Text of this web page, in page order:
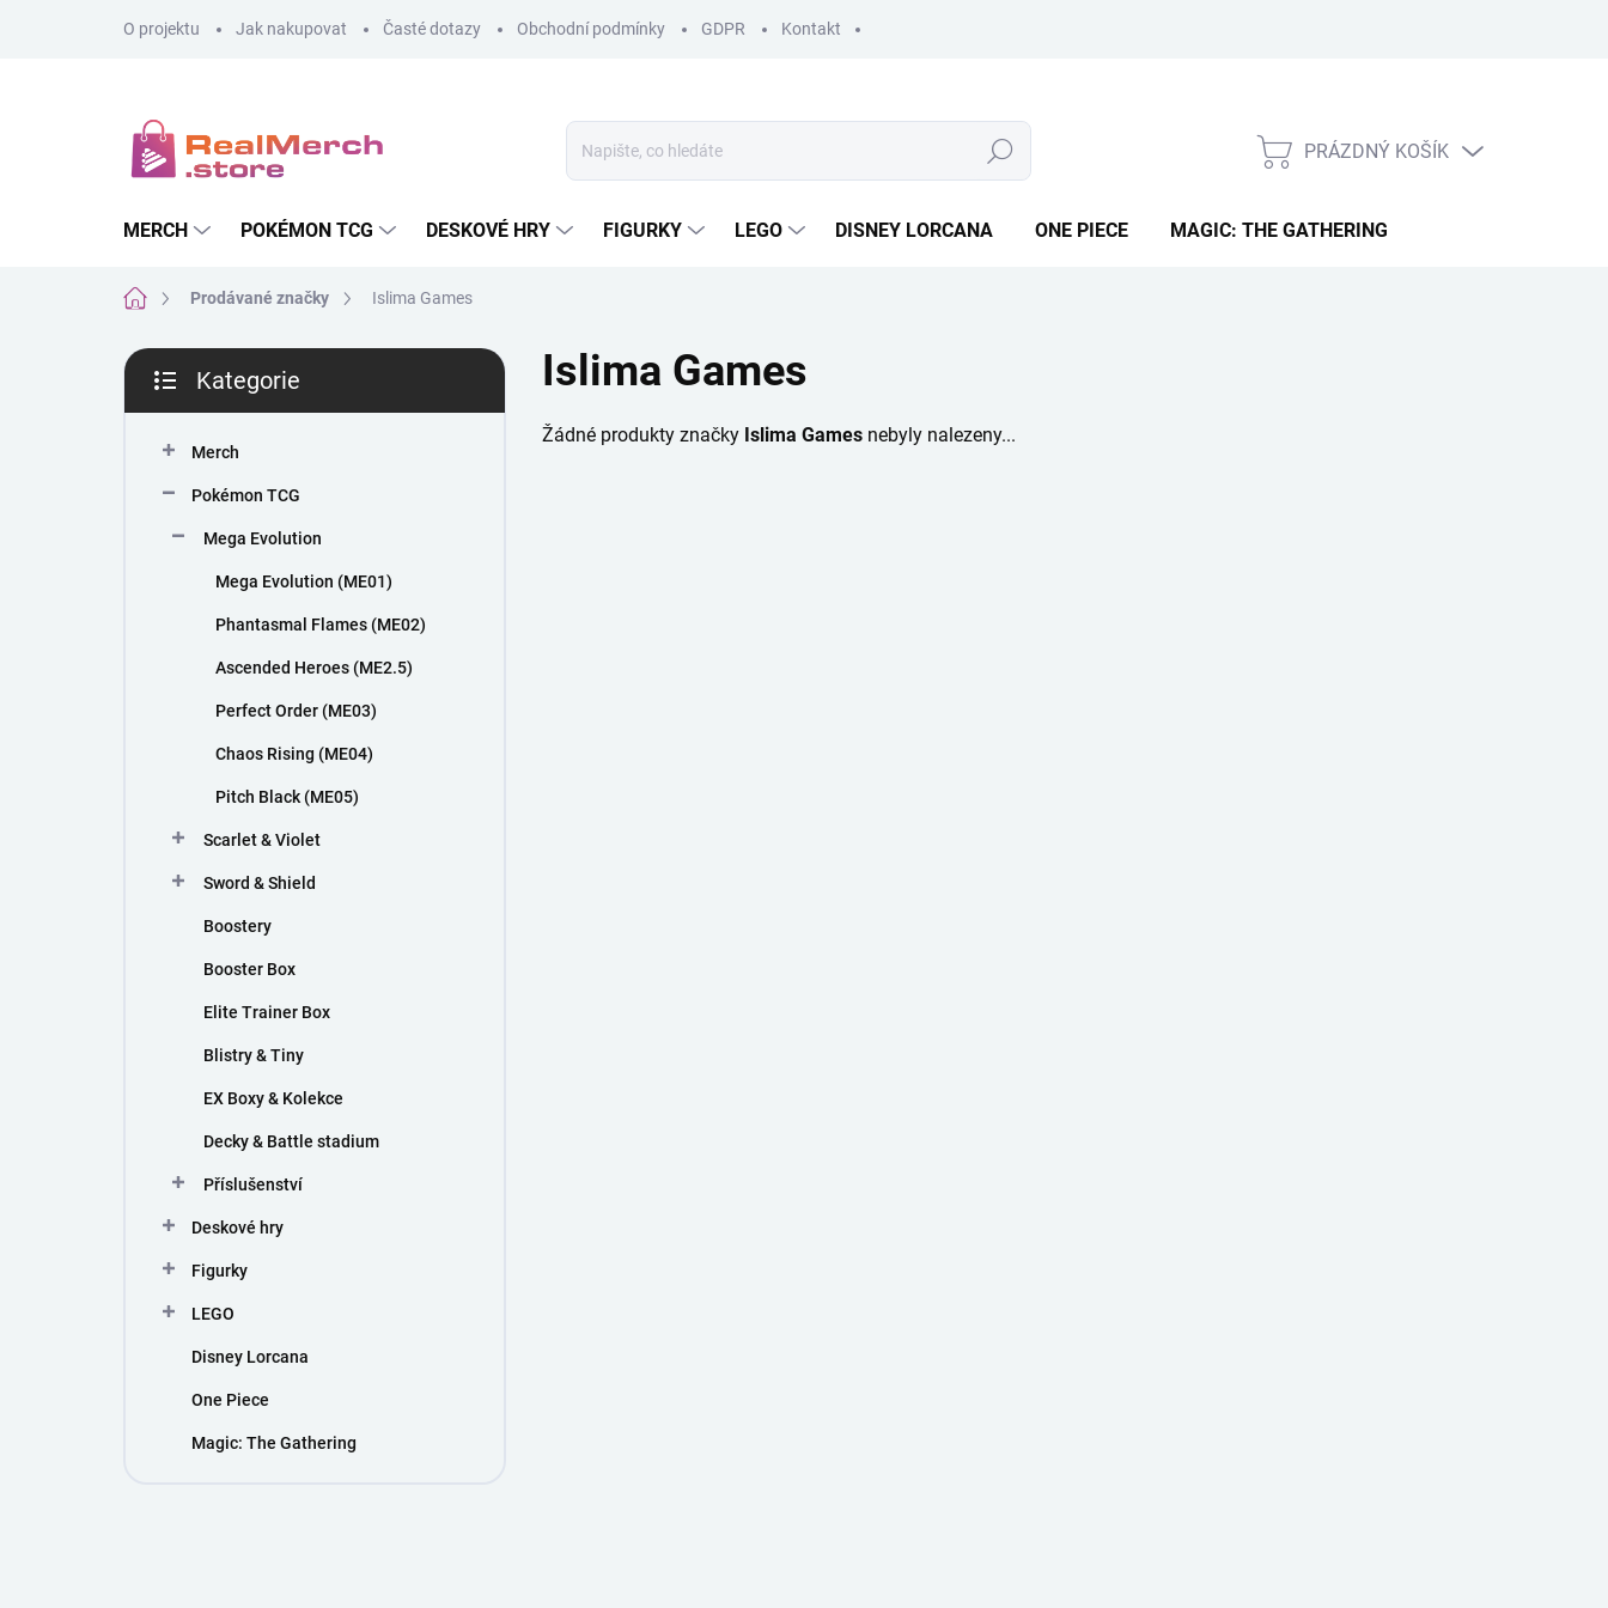
O projektu Jak nakupovat Časté dotazy Obchodní podmínky GDPR Kontakt
Hledat
NÁKUPNÍ
PRÁZDNÝ KOŠÍK
MERCH POKÉMON TCG DESKOVÉ HRY FIGURKY LEGO DISNEY LORCANA ONE PIECE MAGIC: THE GATHERING
Domů Prodávané značky Islima Games
P
s
kategorie
Kategorie
Merch
Pokémon TCG
Mega Evolution
Mega Evolution (ME01)
Phantasmal Flames (ME02)
Ascended Heroes (ME2.5)
Perfect Order (ME03)
Chaos Rising (ME04)
Pitch Black (ME05)
Scarlet & Violet
Sword & Shield
Boostery
Booster Box
Elite Trainer Box
Blistry & Tiny
EX Boxy & Kolekce
Decky & Battle stadium
Příslušenství
Deskové hry
Figurky
LEGO
Disney Lorcana
One Piece
Magic: The Gathering
Islima Games
Žádné produkty značky Islima Games nebyly nalezeny...